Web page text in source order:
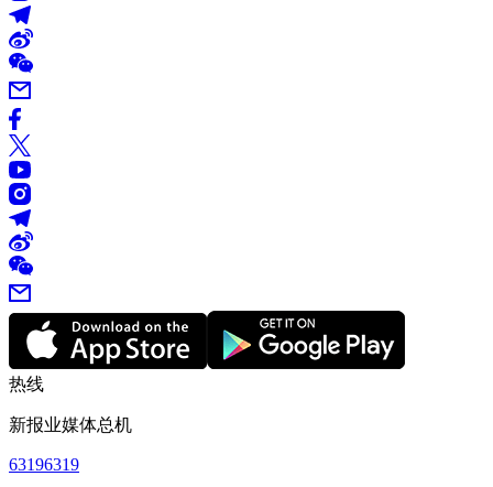
热线
新报业媒体总机
63196319